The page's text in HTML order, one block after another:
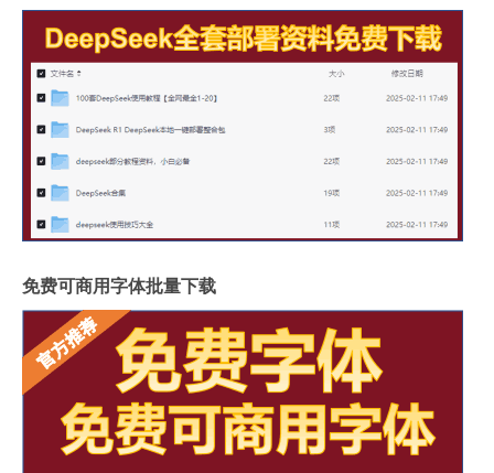
免费可商用字体批量下载